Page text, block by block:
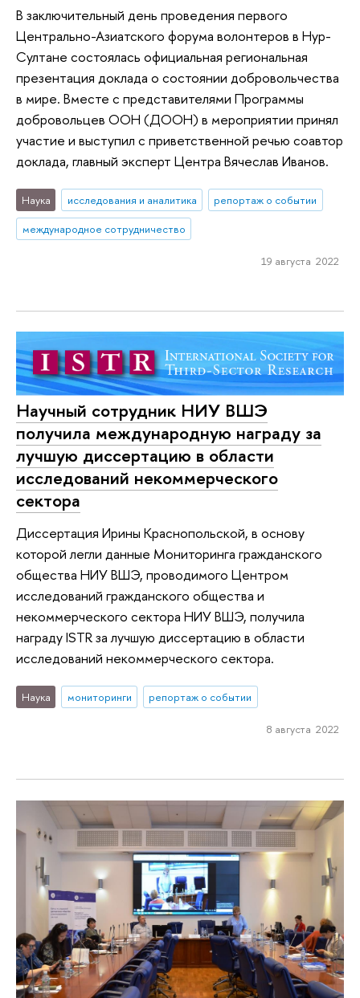
В заключительный день проведения первого
Центрально-Азиатского форума волонтеров в Нур-
Султане состоялась официальная региональная
презентация доклада о состоянии добровольчества
в мире. Вместе с представителями Программы
добровольцев ООН (ДООН) в мероприятии принял
участие и выступил с приветственной речью соавтор
доклада, главный эксперт Центра Вячеслав Иванов.
Наука исследования и аналитика
репортаж о событии
международное сотрудничество
19 августа 2022
Научный сотрудник НИУ ВШЭ
получила международную награду за
лучшую диссертацию в области
исследований некоммерческого
сектора
Диссертация Ирины Краснопольской, в основу
которой легли данные Мониторинга гражданского
общества НИУ ВШЭ, проводимого Центром
исследований гражданского общества и
некоммерческого сектора НИУ ВШЭ, получила
награду ISTR за лучшую диссертацию в области
исследований некоммерческого сектора.
Наука мониторинги репортаж о событии
8 августа 2022